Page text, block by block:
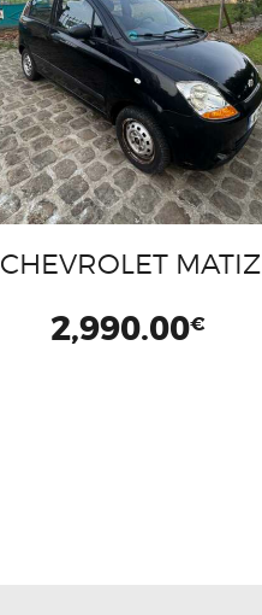
CHEVROLET MATIZ
2,990.00€